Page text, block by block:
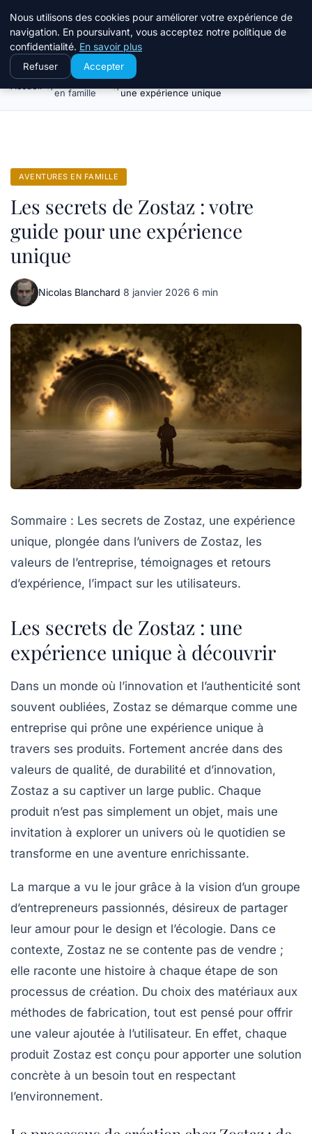
Terredeprovence
Aventures
en famille
Les secrets de Zostaz : votre guide pour
une expérience unique
AVENTURES EN FAMILLE
Les secrets de Zostaz : votre
guide pour une expérience
unique
Nicolas Blanchard·8 janvier 2026·6 min
Sommaire : Les secrets de Zostaz, une expérience
unique, plongée dans l’univers de Zostaz, les
valeurs de l’entreprise, témoignages et retours
d’expérience, l’impact sur les utilisateurs.
Les secrets de Zostaz : une
expérience unique à découvrir
Dans un monde où l’innovation et l’authenticité sont
souvent oubliées, Zostaz se démarque comme une
entreprise qui prône une expérience unique à
travers ses produits. Fortement ancrée dans des
valeurs de qualité, de durabilité et d’innovation,
Zostaz a su captiver un large public. Chaque
produit n’est pas simplement un objet, mais une
invitation à explorer un univers où le quotidien se
transforme en une aventure enrichissante.
La marque a vu le jour grâce à la vision d’un groupe
d’entrepreneurs passionnés, désireux de partager
leur amour pour le design et l’écologie. Dans ce
contexte, Zostaz ne se contente pas de vendre ;
elle raconte une histoire à chaque étape de son
processus de création. Du choix des matériaux aux
méthodes de fabrication, tout est pensé pour offrir
une valeur ajoutée à l’utilisateur. En effet, chaque
produit Zostaz est conçu pour apporter une solution
concrète à un besoin tout en respectant
l’environnement.
Nous utilisons des cookies pour améliorer votre expérience de
navigation. En poursuivant, vous acceptez notre politique de
confidentialité. En savoir plus
Refuser Accepter